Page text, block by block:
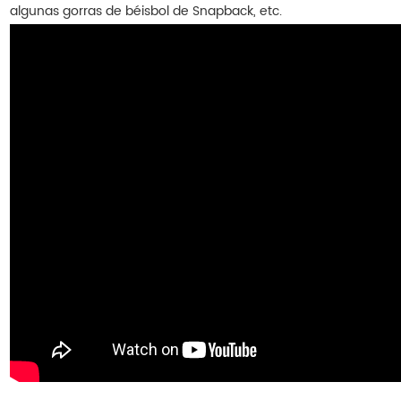
algunas gorras de béisbol de Snapback, etc.